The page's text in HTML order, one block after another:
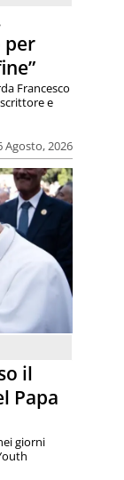
per
Agosto, 2026
Francesco
e
il
Papa
giorni